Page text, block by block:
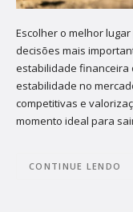
Escolher o melhor
decisões mais
estabilidade financeira
estabilidade no
competitivas e
momento ideal para
CONTINUE LENDO